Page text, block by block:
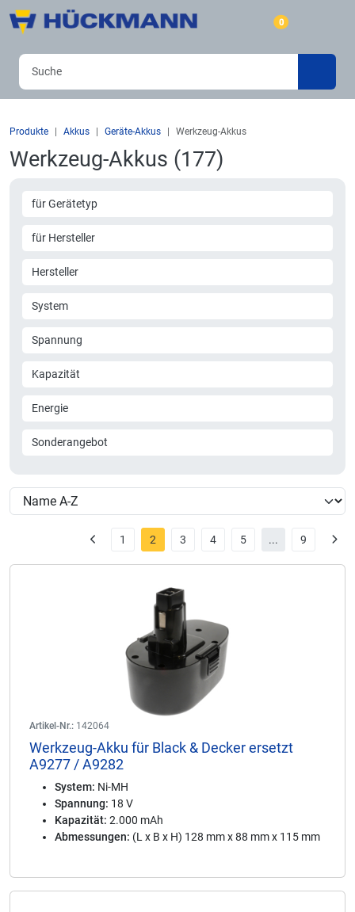
0
Produkte Akkus Geräte-Akkus Werkzeug-Akkus
Werkzeug-Akkus (177)
für Gerätetyp
für Hersteller
Hersteller
System
Spannung
Kapazität
Energie
Sonderangebot
1 2 3 4 5 ... 9
Artikel-Nr.: 142064
Werkzeug-Akku für Black & Decker ersetzt
A9277 / A9282
System: Ni-MH
Spannung: 18 V
Kapazität: 2.000 mAh
Abmessungen: (L x B x H) 128 mm x 88 mm x 115 mm